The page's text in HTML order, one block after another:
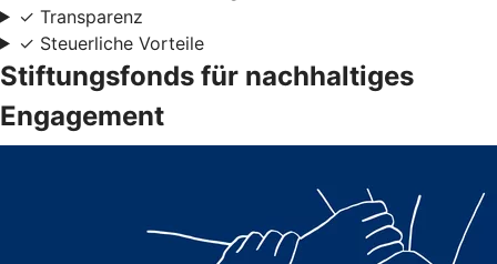
✓ Transparenz
✓ Steuerliche Vorteile
Stiftungsfonds für nachhaltiges
Engagement